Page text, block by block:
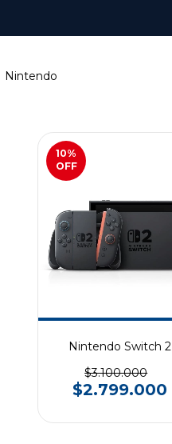
Nintendo
10%
OFF
Nintendo Switch 2
$3.100.000
$2.799.000